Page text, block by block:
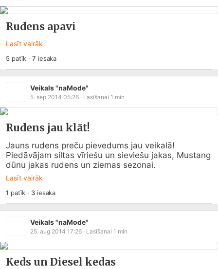
Rudens apavi
Lasīt vairāk
5patīk ·7 iesaka
Veikals "naMode"
5. sep 2014 05:26 · Lasīšanai 1 min
Rudens jau klāt!
Jauns rudens preču pievedums jau veikalā!
Piedāvājam siltas vīriešu un sieviešu jakas, Mustang
dūnu jakas rudens un ziemas sezonai.
Lasīt vairāk
1 patīk · 3iesaka
Veikals "naMode"
25. aug 2014 17:26 · Lasīšanai 1 min
Keds un Diesel kedas